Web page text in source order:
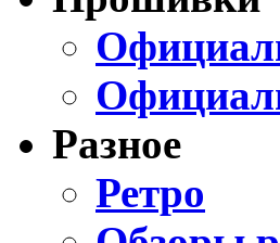
Разное
Ретро